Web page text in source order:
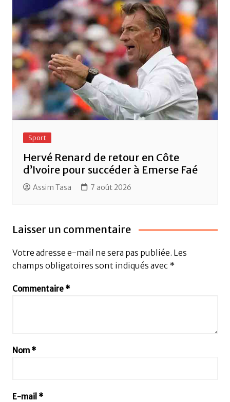
Sport
Hervé Renard de retour en Côte
d’Ivoire pour succéder à Emerse Faé
Assim Tasa 7 août 2026
Laisser un commentaire
Votre adresse e-mail ne sera pas publiée. Les
champs obligatoires sont indiqués avec *
Commentaire *
Nom *
E-mail *